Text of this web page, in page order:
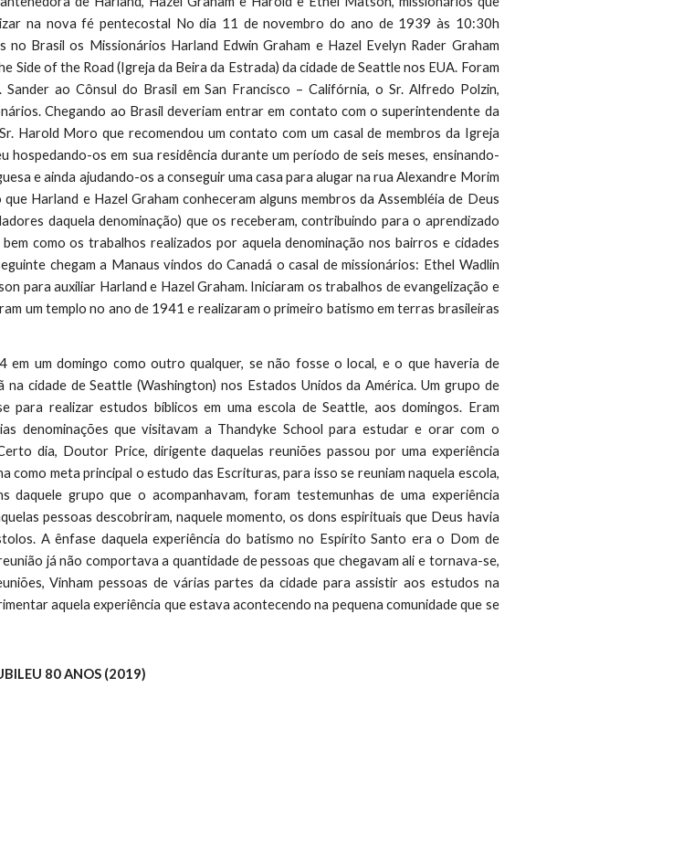
na nova fé pentecostal No dia 11 de novembro do ano de 1939 às 10:30h
no Brasil os Missionários Harland Edwin Graham e Hazel Evelyn Rader Graham
Side of the Road (Igreja da Beira da Estrada) da cidade de Seattle nos EUA. Foram
Sander ao Cônsul do Brasil em San Francisco – Califórnia, o Sr. Alfredo Polzin,
Chegando ao Brasil deveriam entrar em contato com o superintendente da
Harold Moro que recomendou um contato com um casal de membros da Igreja
hospedando-os em sua residência durante um período de seis meses, ensinando-
e ainda ajudando-os a conseguir uma casa para alugar na rua Alexandre Morim
Harland e Hazel Graham conheceram alguns membros da Assembléia de Deus
daquela denominação) que os receberam, contribuindo para o aprendizado
como os trabalhos realizados por aquela denominação nos bairros e cidades
chegam a Manaus vindos do Canadá o casal de missionários: Ethel Wadlin
para auxiliar Harland e Hazel Graham. Iniciaram os trabalhos de evangelização e
um templo no ano de 1941 e realizaram o primeiro batismo em terras brasileiras
em um domingo como outro qualquer, se não fosse o local, e o que haveria de
na cidade de Seattle (Washington) nos Estados Unidos da América. Um grupo de
para realizar estudos bíblicos em uma escola de Seattle, aos domingos. Eram
denominações que visitavam a Thandyke School para estudar e orar com o
dia, Doutor Price, dirigente daquelas reuniões passou por uma experiência
como meta principal o estudo das Escrituras, para isso se reuniam naquela escola,
daquele grupo que o acompanhavam, foram testemunhas de uma experiência
pessoas descobriram, naquele momento, os dons espirituais que Deus havia
A ênfase daquela experiência do batismo no Espírito Santo era o Dom de
já não comportava a quantidade de pessoas que chegavam ali e tornava-se,
Vinham pessoas de várias partes da cidade para assistir aos estudos na
aquela experiência que estava acontecendo na pequena comunidade que se
80 ANOS (2019)